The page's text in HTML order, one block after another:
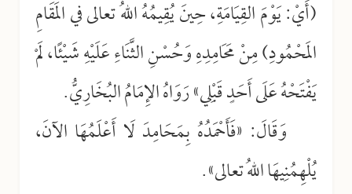
(أَيْ: يَوْمَ القِيَامَةِ، حِينَ يُقِيمُهُ اللهُ تعالى في المَقَامِ
المَحْمُودِ) مِنْ مَحَامِدِهِ وَحُسْنِ الثَّنَاءِ عَلَيْهِ شَيْئًا، لَمْ
يَفْتَحْهُ عَلَى أَحَدٍ قَبْلِي» رَوَاهُ الإِمَامُ البُخَارِيُّ.
وَقَالَ: «فَأَحْمَدُهُ بِمَحَامِدَ لَا أَعْلَمُهَا الآنَ،
يُلْهِمُنِيهَا اللهُ تعالى».